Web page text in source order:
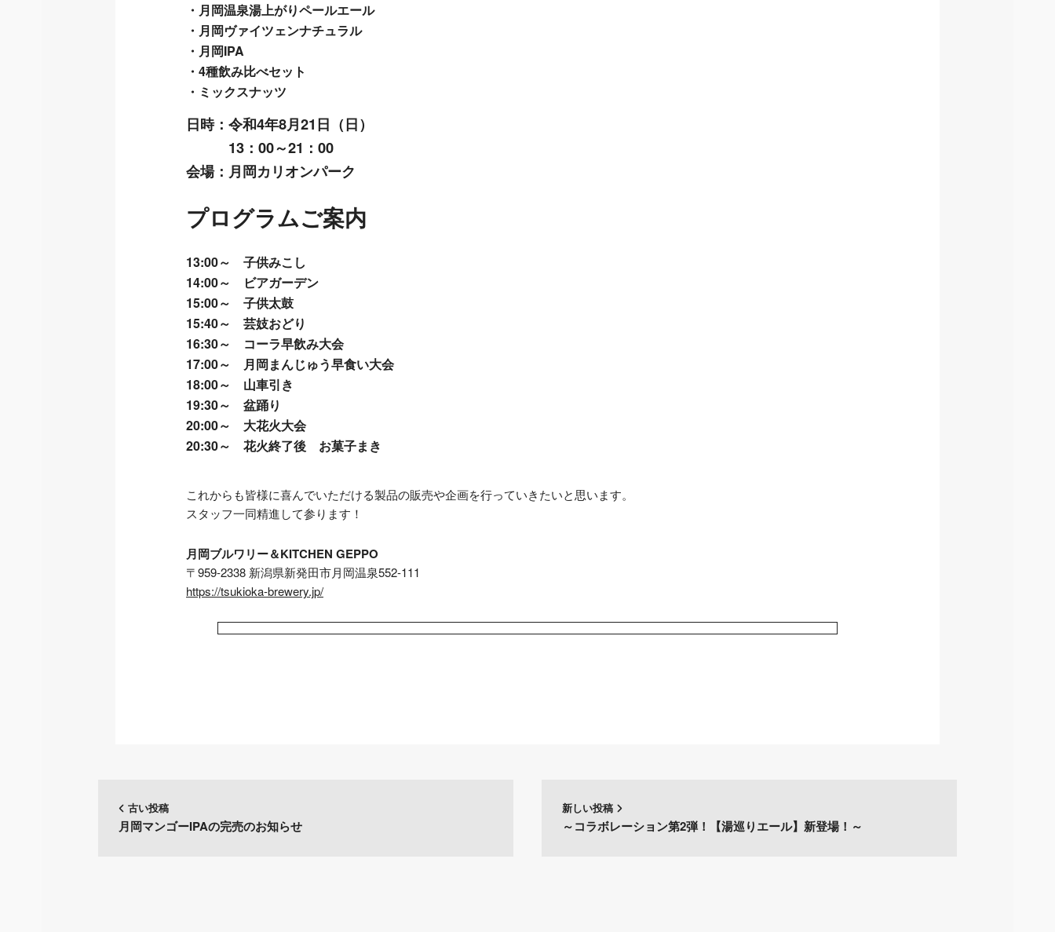
・月岡温泉湯上がりペールエール
・月岡ヴァイツェンナチュラル
・月岡IPA
・4種飲み比べセット
・ミックスナッツ
日時：令和4年8月21日（日）
13：00～21：00
会場：月岡カリオンパーク
プログラムご案内
13:00～ 子供みこし
14:00～ ビアガーデン
15:00～ 子供太鼓
15:40～ 芸妓おどり
16:30～ コーラ早飲み大会
17:00～ 月岡まんじゅう早食い大会
18:00～ 山車引き
19:30～ 盆踊り
20:00～ 大花火大会
20:30～ 花火終了後 お菓子まき
これからも皆様に喜んでいただける製品の販売や企画を行っていきたいと思います。
スタッフ一同精進して参ります！
月岡ブルワリー＆KITCHEN GEPPO
〒959-2338 新潟県新発田市月岡温泉552-111
https://tsukioka-brewery.jp/
古い投稿
月岡マンゴーIPAの完売のお知らせ
新しい投稿
～コラボレーション第2弾！【湯巡りエール】新登場！～